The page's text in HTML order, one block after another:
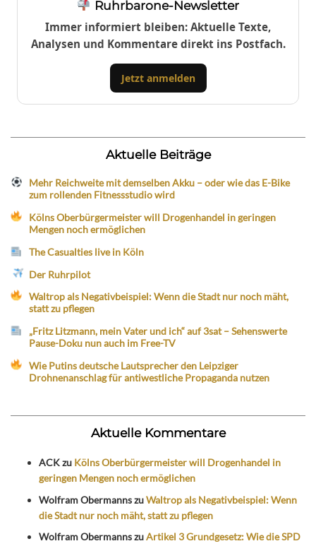
Ruhrbarone-Newsletter
Immer informiert bleiben: Aktuelle Texte,
Analysen und Kommentare direkt ins Postfach.
Jetzt anmelden
Aktuelle Beiträge
Mehr Reichweite mit demselben Akku – oder wie das E-Bike
zum rollenden Fitnessstudio wird
Kölns Oberbürgermeister will Drogenhandel in geringen
Mengen noch ermöglichen
The Casualties live in Köln
Der Ruhrpilot
Waltrop als Negativbeispiel: Wenn die Stadt nur noch mäht,
statt zu pflegen
„Fritz Litzmann, mein Vater und ich“ auf 3sat – Sehenswerte
Pause-Doku nun auch im Free-TV
Wie Putins deutsche Lautsprecher den Leipziger
Drohnenanschlag für antiwestliche Propaganda nutzen
Aktuelle Kommentare
ACKzu Kölns Oberbürgermeister will Drogenhandel in
geringen Mengen noch ermöglichen
Wolfram ObermannszuWaltrop als Negativbeispiel: Wenn
die Stadt nur noch mäht, statt zu pflegen
Wolfram ObermannszuArtikel 3 Grundgesetz: Wie die SPD